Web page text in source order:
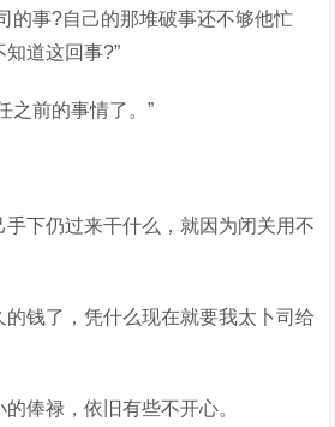
的事?自己的那堆破事还不够他忙
道这回事?”
之前的事情了。”
下仍过来干什么，就因为闭关用不
钱了，凭什么现在就要我太卜司给
俸禄，依旧有些不开心。